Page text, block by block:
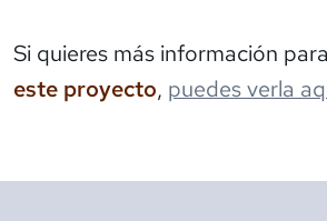
Si quieres más información para
este proyecto, puedes verla